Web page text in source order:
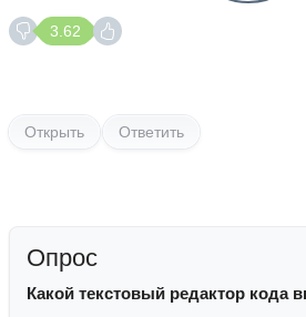
3.62
Открыть Ответить
Опрос
Какой текстовый редактор кода